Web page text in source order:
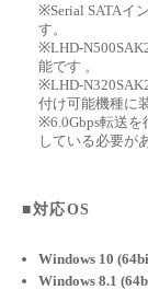
※Serial SATAイ
す。
※LHD-
能です 。
※LHD-
付け可能機種に
※6.0Gbps転送を
している必要が
■対応OS
Windows 10
Windows 8.1